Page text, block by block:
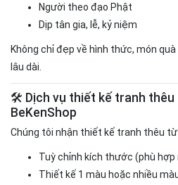
Người theo đạo Phật
Dịp tân gia, lễ, kỷ niệm
Không chỉ đẹp về hình thức, món
lâu dài.
🛠️ Dịch vụ thiết kế tranh thêu
BeKenShop
Chúng tôi nhận thiết kế tranh thêu
Tuỳ chỉnh kích thước (phù hợp
Thiết kế 1 màu hoặc nhiều